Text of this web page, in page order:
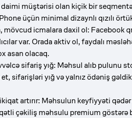
müştərisi olan kiçik bir
üçün minimal dizaynlı qızılı
icmalara daxil ol: Facebook
var. Orada aktiv ol, faydalı
asan olacaq.
sifariş yığ: Məhsul alıb pulunu
sifarişləri yığ və yalnız ödəniş
artırır: Məhsulun keyfiyyəti
çəkiliş məhsulu premium göstərə